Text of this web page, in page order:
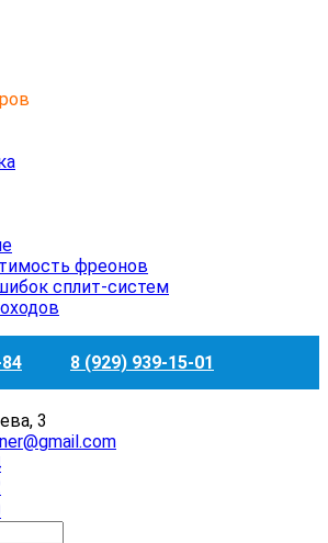
фреонов
сплит-систем
8 (929) 939-15-01
3